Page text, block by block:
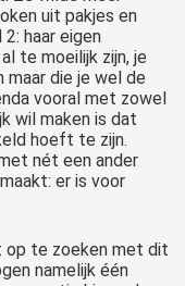
uit pakjes en
haar eigen
te moeilijk zijn, je
die je wel de
vooral met zowel
wil maken is dat
hoeft te zijn.
nét een ander
er is voor
op te zoeken met dit
namelijk één